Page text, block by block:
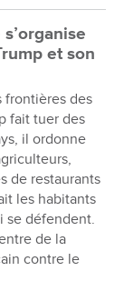
et son
frontières des
fait tuer des
il ordonne
de restaurants
les habitants
se défendent.
de la
contre le